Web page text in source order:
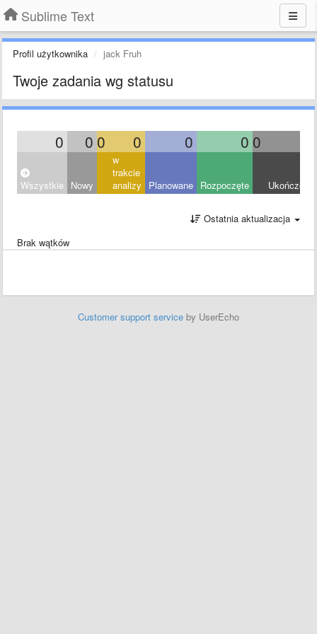
Sublime Text
Profil użytkownika jack Fruh
Twoje zadania wg statusu
0 0 0 0 0 0 0
Wszystkie Nowy
w
trakcie
analizy
Planowane Rozpoczęte Ukończony
Ostatnia aktualizacja
Brak wątków
Customer support service by UserEcho